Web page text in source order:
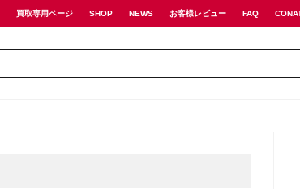
買取専用ページ SHOP NEWS お客様レビュー FAQ